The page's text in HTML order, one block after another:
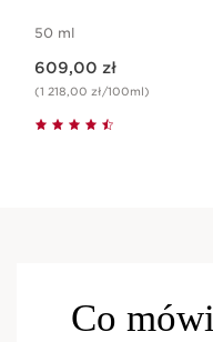
50 ml
609,00 zł
(1 218,00 zł/100ml)
Co